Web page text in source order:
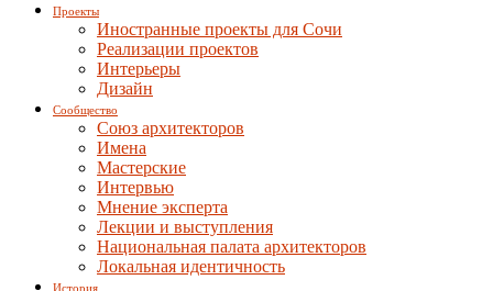
Проекты
Иностранные проекты для Сочи
Реализации проектов
Интерьеры
Дизайн
Сообщество
Союз архитекторов
Имена
Мастерские
Интервью
Мнение эксперта
Лекции и выступления
Национальная палата архитекторов
Локальная идентичность
История